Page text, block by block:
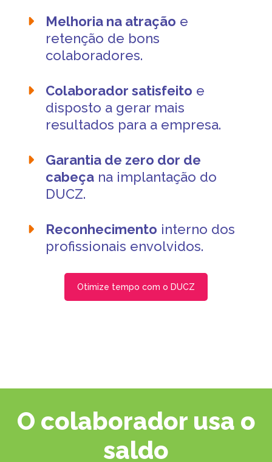
Melhoria na atração e
retenção de bons
colaboradores.
Colaborador satisfeito e
disposto a gerar mais
resultados para a empresa.
Garantia de zero dor de
cabeçana implantação do
DUCZ.
Reconhecimento interno dos
profissionais envolvidos.
Otimize tempo com o DUCZ
O colaborador usa o
saldo